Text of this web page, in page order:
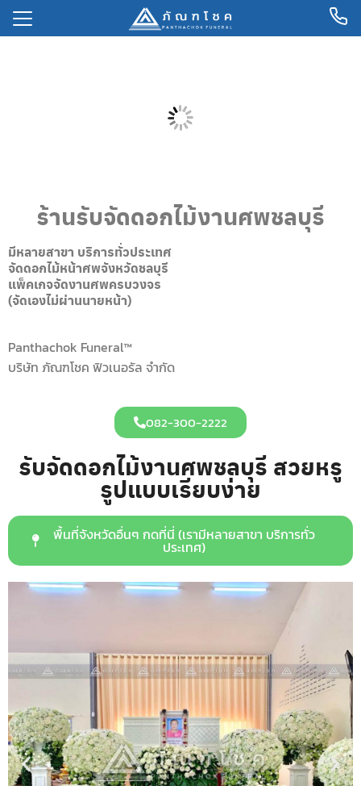
ร้านรับจัดดอกไม้งานศพชลบุรี
มีหลายสาขา บริการทั่วประเทศ
จัดดอกไม้หน้าศพจังหวัดชลบุรี
แพ็คเกจจัดงานศพครบวงจร
(จัดเองไม่ผ่านนายหน้า)
Panthachok Funeral™
บริษัท ภัณฑโชค ฟิวเนอรัล จำกัด
082-300-2222
รับจัดดอกไม้งานศพชลบุรี สวยหรู
รูปแบบเรียบง่าย
พื้นที่จังหวัดอื่นๆ กดที่นี่ (เรามีหลายสาขา บริการทั่ว
ประเทศ)